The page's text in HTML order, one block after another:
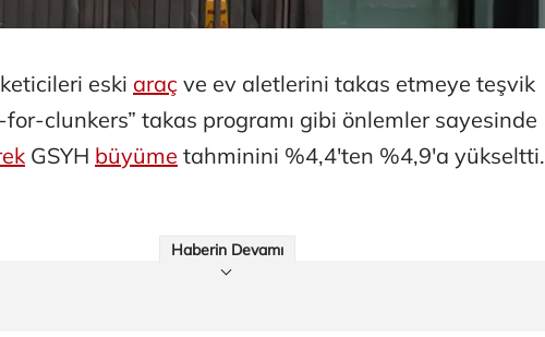
eski araç ve ev aletlerini takas etmeye teşvik
for-clunkers” takas programı gibi önlemler sayesinde
GSYH büyüme tahminini %4,4'ten %4,9'a yükseltti.
Haberin Devamı